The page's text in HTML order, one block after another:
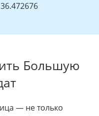
Большую
— не только